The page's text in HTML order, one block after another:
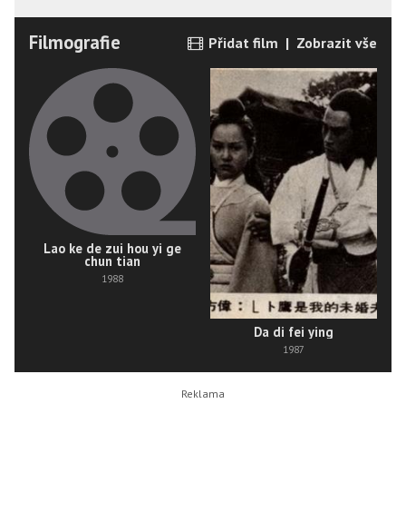
Filmografie Přidat film | Zobrazit vše
Lao ke de zui hou yi ge
chun tian
1988
Da di fei ying
1987